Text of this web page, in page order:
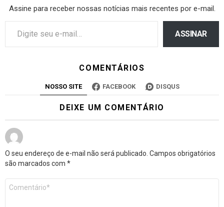
Assine para receber nossas notícias mais recentes por e-mail.
ASSINAR
COMENTÁRIOS
NOSSO SITE FACEBOOK DISQUS
DEIXE UM COMENTÁRIO
O seu endereço de e-mail não será publicado. Campos obrigatórios
são marcados com *